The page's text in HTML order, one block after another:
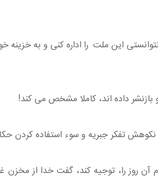
این ملت را اداره کنی و به
داده اند، کاملا مشخص می کند!
العظمی جوادی آملی در جلسه اجلاسیه اساتید سطوح خارج حوزه علمیه به تاریخ 1393/9/12 در نکوهش
آن روز را، توجیه کند، گفت خدا از